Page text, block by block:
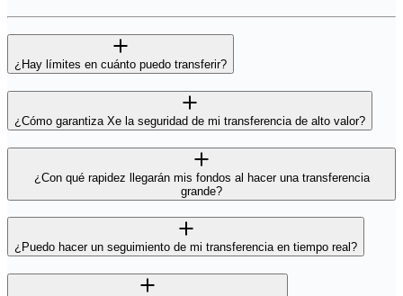
¿Hay límites en cuánto puedo transferir?
¿Cómo garantiza Xe la seguridad de mi transferencia de alto valor?
¿Con qué rapidez llegarán mis fondos al hacer una transferencia
grande?
¿Puedo hacer un seguimiento de mi transferencia en tiempo real?